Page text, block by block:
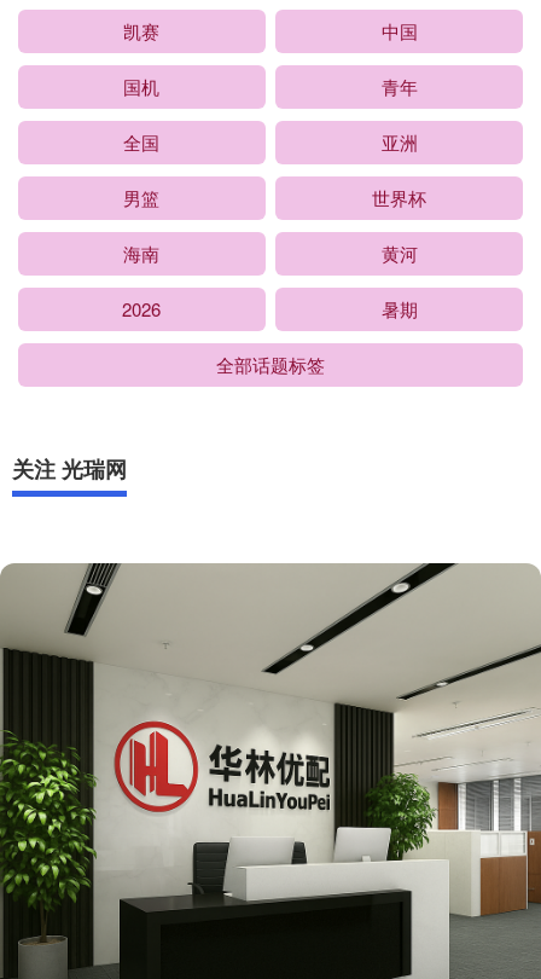
凯赛 中国
国机 青年
全国 亚洲
男篮 世界杯
海南 黄河
2026 暑期
全部话题标签
关注 光瑞网